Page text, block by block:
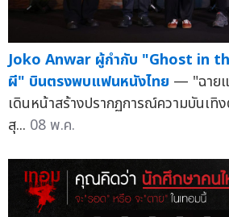
Joko Anwar ผู้กำกับ "Ghost in
ผี" บินตรงพบแฟนหนังไทย — "ฉายแ
เดินหน้าสร้างปรากฏการณ์ความบันเทิ
สุ... 08 พ.ค.